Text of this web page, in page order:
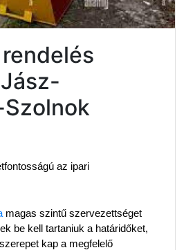
az ipari
magas szintű szervezettséget
be kell tartaniuk a határidőket,
kap a megfelelő